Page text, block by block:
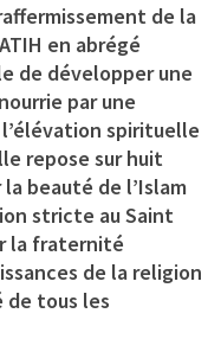
de la
en abrégé
de développer une
par une
spirituelle
repose sur huit
beauté de l’Islam
stricte au Saint
la fraternité
de la religion
de tous les